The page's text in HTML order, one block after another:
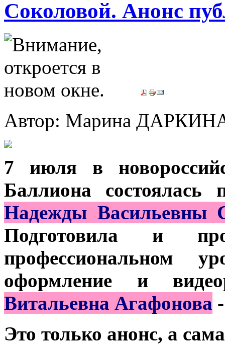
Соколовой. Анонс
Автор: Марина
7 июля в
Баллиона состоялась
Надежды Васильевны
Подготовила и
профессиональном
оформление и
Витальевна Агафонова -
Это только анонс, а